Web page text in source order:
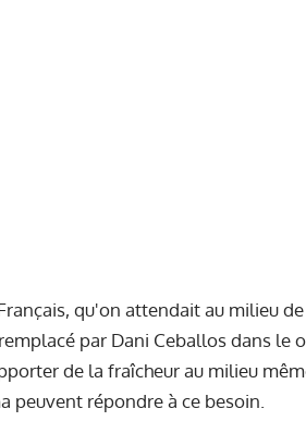
qu'on attendait au milieu
par Dani Ceballos dans le
de la fraîcheur au milieu
peuvent répondre à ce besoin.